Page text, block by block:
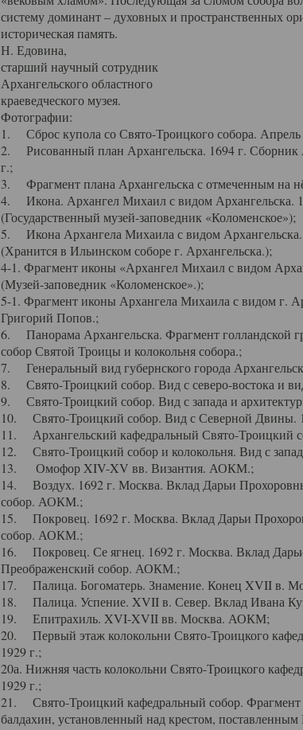
систему доминант – духовных и пространственных
историческая память.
Н. Едовина,
старший научный сотрудник
Архангельского областного
краеведческого музея.
Фотографии:
1. Сброс купола со Свято-Троицкого собора. Апрель
2. Рисованный план Архангельска. 1694 г. Сборник
г.;
3. Фрагмент плана Архангельска с отмеченным на
4. Икона. Архангел Михаил с видом Архангельска.
(Государственный музей-заповедник «Коломенское»);
5. Икона Архангела Михаила с видом
(Хранится в Ильинском соборе г. Архангельска.);
4-1. Фрагмент иконы «Архангел Михаил с видом
(Музей-заповедник «Коломенское».);
5-1. Фрагмент иконы Архангела Михаила с видом г.
Григорий Попов.;
6. Панорама Архангельска. Фрагмент голландской
собор Святой Троицы и колокольня собора.;
7. Генеральный вид губернского города
8. Свято-Троицкий собор. Вид с северо-востока и
9. Свято-Троицкий собор. Вид с запада и
10. Свято-Троицкий собор. Вид с Северной Двины.
11. Архангельский кафедральный Свято-Троицкий
12. Свято-Троицкий собор и колокольня. Вид с
13. Омофор XIV-XV вв. Византия. АОКМ.;
14. Воздух. 1692 г. Москва. Вклад Дарьи
собор. АОКМ.;
15. Покровец. 1692 г. Москва. Вклад Дарьи
собор. АОКМ.;
16. Покровец. Се ягнец. 1692 г. Москва. Вклад
Преображенский собор. АОКМ.;
17. Палица. Богоматерь. Знамение. Конец XVII в.
18. Палица. Успение. XVII в. Север. Вклад Ивана
19. Епитрахиль. XVI-XVII вв. Москва. АОКМ;
20. Первый этаж колокольни Свято-Троицкого
1929 г.;
20а. Нижняя часть колокольни Свято-Троицкого
1929 г.;
21. Свято-Троицкий кафедральный собор. Фрагмент
балдахин, установленный над крестом,